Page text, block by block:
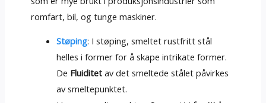
romfart, bil, og tunge maskiner.
Støping: I støping, smeltet rustfritt stål
helles i former for å skape intrikate former.
De Fluiditet av det smeltede stålet påvirkes
av smeltepunktet.